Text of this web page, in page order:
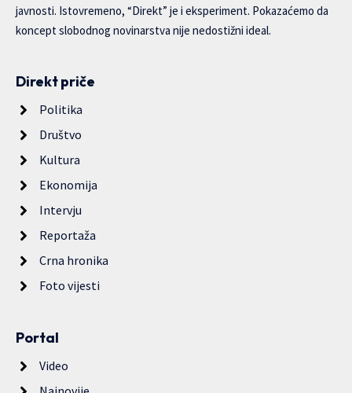
javnosti. Istovremeno, “Direkt” je i eksperiment. Pokazaćemo da
koncept slobodnog novinarstva nije nedostižni ideal.
Direkt priče
Politika
Društvo
Kultura
Ekonomija
Intervju
Reportaža
Crna hronika
Foto vijesti
Portal
Video